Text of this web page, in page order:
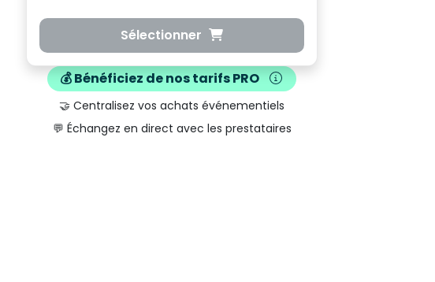
Sélectionner
💰 Bénéficiez de nostarifs PRO
🤝 Centralisez vos achats événementiels
💬 Échangez en direct avec les prestataires